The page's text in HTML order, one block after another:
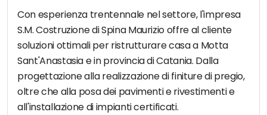
Con esperienza trentennale nel settore, l'impresa
S.M. Costruzione di Spina Maurizio offre al cliente
soluzioni ottimali per ristrutturare casa a Motta
Sant'Anastasia e in provincia di Catania. Dalla
progettazione alla realizzazione di finiture di pregio,
oltre che alla posa dei pavimenti e rivestimenti e
all'installazione di impianti certificati.